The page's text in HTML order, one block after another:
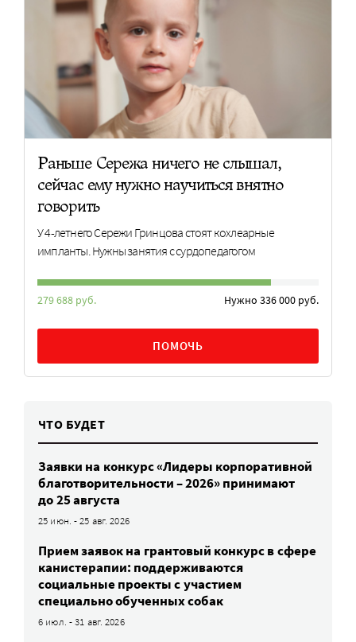
Раньше Сережа ничего не слышал,
сейчас ему нужно научиться внятно
говорить
У 4-летнего Сережи Гринцова стоят кохлеарные
импланты. Нужны занятия с сурдопедагогом
279 688 руб. Нужно 336 000 руб.
ПОМОЧЬ
ЧТО БУДЕТ
Заявки на конкурс «Лидеры корпоративной
благотворительности – 2026» принимают
до 25 августа
25 июн. - 25 авг. 2026
Прием заявок на грантовый конкурс в сфере
канистерапии: поддерживаются
социальные проекты с участием
специально обученных собак
6 июл. - 31 авг. 2026